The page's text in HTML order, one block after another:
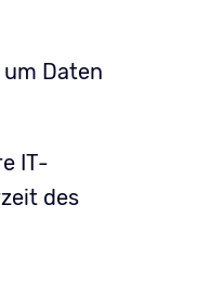
Daten
IT-
des